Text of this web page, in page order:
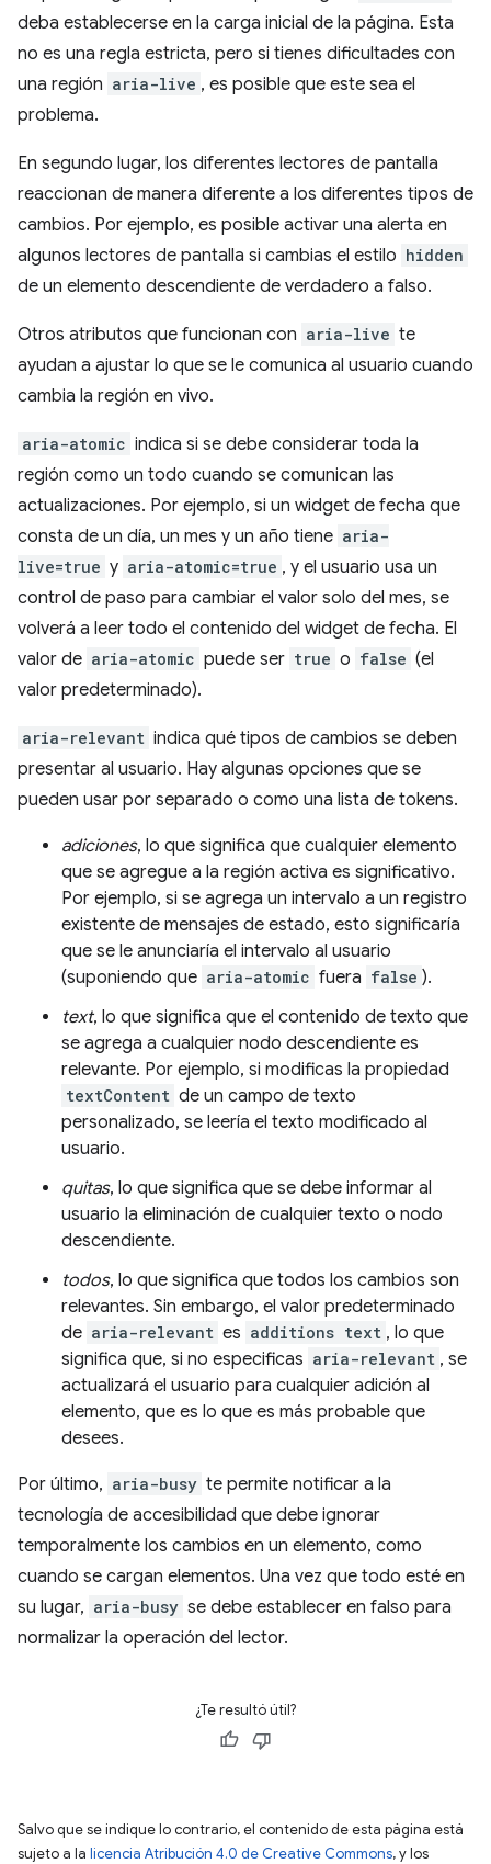
deba establecerse en la carga inicial de la página. Esta
no es una regla estricta, pero si tienes dificultades con
una región aria-live , es posible que este sea el
problema.
En segundo lugar, los diferentes lectores de pantalla
reaccionan de manera diferente a los diferentes tipos de
cambios. Por ejemplo, es posible activar una alerta en
algunos lectores de pantalla si cambias el estilo hidden
de un elemento descendiente de verdadero a falso.
Otros atributos que funcionan con aria-live te
ayudan a ajustar lo que se le comunica al usuario cuando
cambia la región en vivo.
aria-atomic indica si se debe considerar toda la
región como un todo cuando se comunican las
actualizaciones. Por ejemplo, si un widget de fecha que
consta de un día, un mes y un año tiene aria-
live=true y aria-atomic=true , y el usuario usa un
control de paso para cambiar el valor solo del mes, se
volverá a leer todo el contenido del widget de fecha. El
valor de aria-atomic puede ser true o false (el
valor predeterminado).
aria-relevant indica qué tipos de cambios se deben
presentar al usuario. Hay algunas opciones que se
pueden usar por separado o como una lista de tokens.
adiciones, lo que significa que cualquier elemento
que se agregue a la región activa es significativo.
Por ejemplo, si se agrega un intervalo a un registro
existente de mensajes de estado, esto significaría
que se le anunciaría el intervalo al usuario
(suponiendo que aria-atomic fuera false ).
text, lo que significa que el contenido de texto que
se agrega a cualquier nodo descendiente es
relevante. Por ejemplo, si modificas la propiedad
textContent de un campo de texto
personalizado, se leería el texto modificado al
usuario.
quitas, lo que significa que se debe informar al
usuario la eliminación de cualquier texto o nodo
descendiente.
todos, lo que significa que todos los cambios son
relevantes. Sin embargo, el valor predeterminado
de aria-relevant es additions text , lo que
significa que, si no especificas aria-relevant , se
actualizará el usuario para cualquier adición al
elemento, que es lo que es más probable que
desees.
Por último, aria-busy te permite notificar a la
tecnología de accesibilidad que debe ignorar
temporalmente los cambios en un elemento, como
cuando se cargan elementos. Una vez que todo esté en
su lugar, aria-busy se debe establecer en falso para
normalizar la operación del lector.
¿Te resultó útil?
Salvo que se indique lo contrario, el contenido de esta página está
sujeto a la licencia Atribución 4.0 de Creative Commons, y los